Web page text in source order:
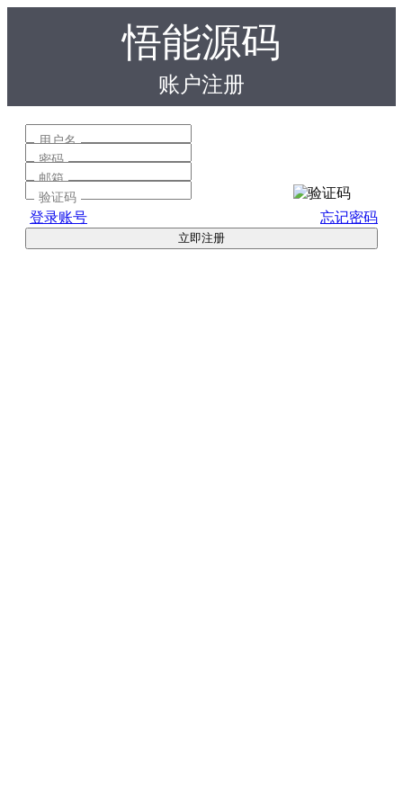
悟能源码
账户注册
用户名
密码
邮箱
验证码
登录账号 忘记密码
立即注册